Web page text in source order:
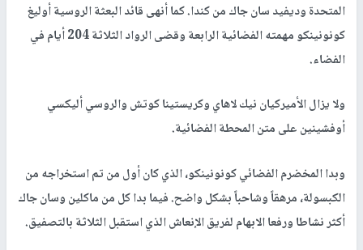
المتحدة وديفيد سان جاك من كندا. كما أنهى قائد البعثة الروسية أوليغ
كونونينكو مهمته الفضائية الرابعة وقضى الرواد الثلاثة 204 أيام في
الفضاء.
ولا يزال الأميركيان نيك لاهاي وكريستينا كوتش والروسي أليكسي
أوفشينين على متن المحطة الفضائية.
وبدا المخضرم الفضائي كونونينكو، الذي كان أول من تم استخراجه من
الكبسولة، مرهقاً وشاحباً بشكل واضح. فيما بدا كل من ماكلين وسان جاك
أكثر نشاطا ورفعا الابهام لفريق الإنعاش الذي استقبل الثلاثة بالتصفيق.